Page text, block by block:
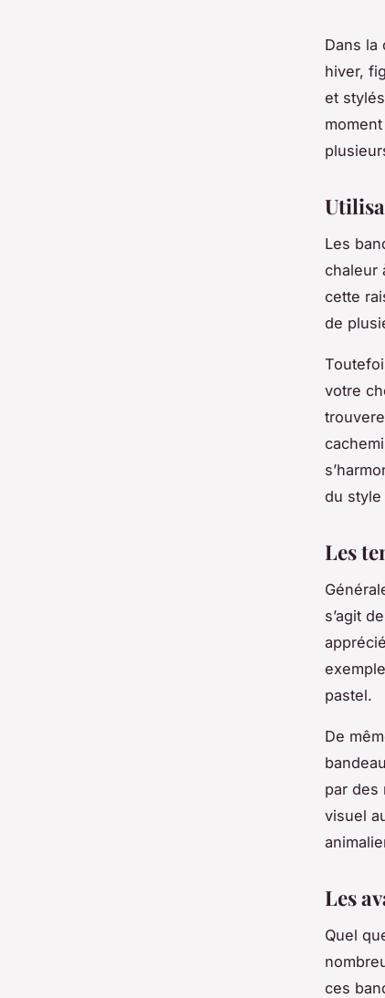
Dans la
hiver,
et
Les
chaleur
cette
de
votre
du
Les
s’agit
pastel.
De
par des
visuel
Les
Quel
ces